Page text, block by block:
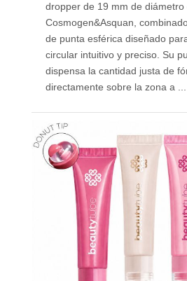
dropper de 19 mm de diámetro
Cosmogen&Asquan,
de punta esférica diseñado
circular intuitivo y preciso. Su
dispensa la cantidad justa de
directamente sobre la zona a ...